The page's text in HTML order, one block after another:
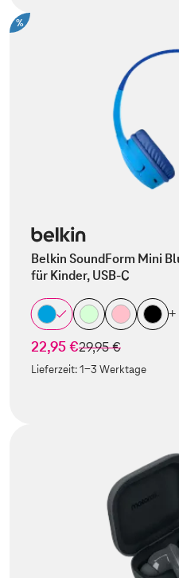
%
Belkin SoundForm Mini
für Kinder, USB-C
+
22,95 €statt
29,95 €
Lieferzeit:1-3 Werktage